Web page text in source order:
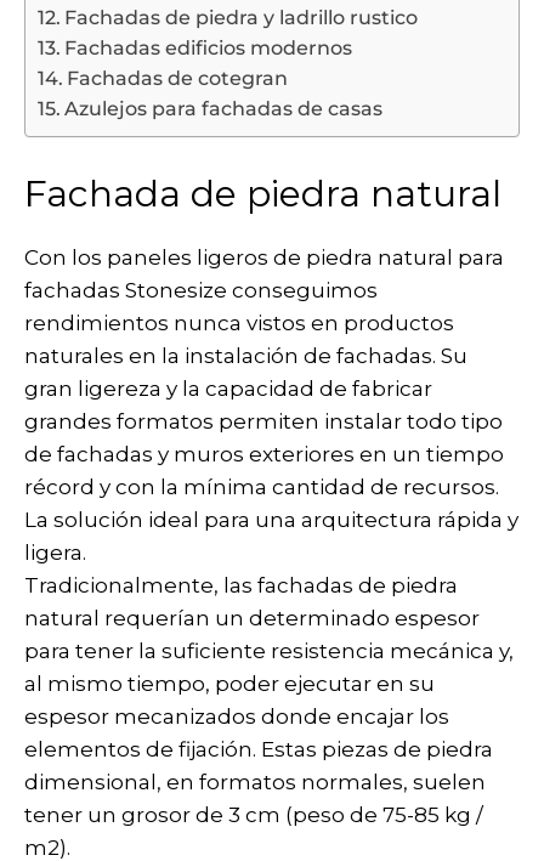
Fachadas de piedra y ladrillo rustico
Fachadas edificios modernos
Fachadas de cotegran
Azulejos para fachadas de casas
Fachada de piedra natural
Con los paneles ligeros de piedra natural para
fachadas Stonesize conseguimos
rendimientos nunca vistos en productos
naturales en la instalación de fachadas. Su
gran ligereza y la capacidad de fabricar
grandes formatos permiten instalar todo tipo
de fachadas y muros exteriores en un tiempo
récord y con la mínima cantidad de recursos.
La solución ideal para una arquitectura rápida y
ligera.
Tradicionalmente, las fachadas de piedra
natural requerían un determinado espesor
para tener la suficiente resistencia mecánica y,
al mismo tiempo, poder ejecutar en su
espesor mecanizados donde encajar los
elementos de fijación. Estas piezas de piedra
dimensional, en formatos normales, suelen
tener un grosor de 3 cm (peso de 75-85 kg /
m2).